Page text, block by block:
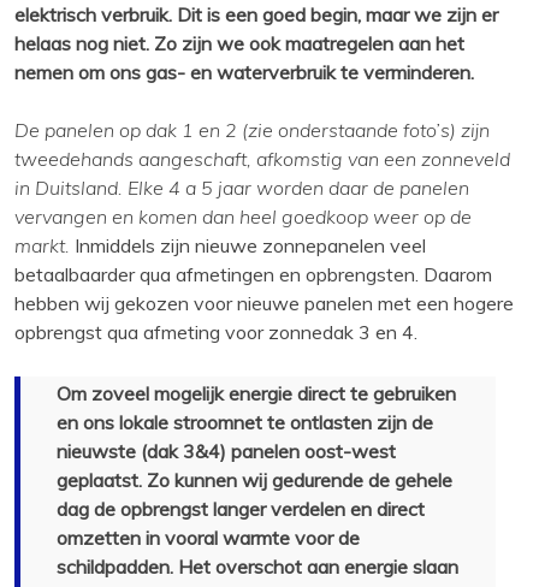
elektrisch verbruik. Dit is een goed begin, maar we zijn er
helaas nog niet. Zo zijn we ook maatregelen aan het
nemen om ons gas- en waterverbruik te verminderen.
De panelen op dak 1 en 2 (zie onderstaande foto’s) zijn
tweedehands aangeschaft, afkomstig van een zonneveld
in Duitsland. Elke 4 a 5 jaar worden daar de panelen
vervangen en komen dan heel goedkoop weer op de
markt. Inmiddels zijn nieuwe zonnepanelen veel
betaalbaarder qua afmetingen en opbrengsten. Daarom
hebben wij gekozen voor nieuwe panelen met een hogere
opbrengst qua afmeting voor zonnedak 3 en 4.
Om zoveel mogelijk energie direct te gebruiken
en ons lokale stroomnet te ontlasten zijn de
nieuwste (dak 3&4) panelen oost-west
geplaatst. Zo kunnen wij gedurende de gehele
dag de opbrengst langer verdelen en direct
omzetten in vooral warmte voor de
schildpadden. Het overschot aan energie slaan